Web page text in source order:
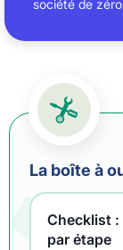
société de
La boîte à
Checklist :
par étape